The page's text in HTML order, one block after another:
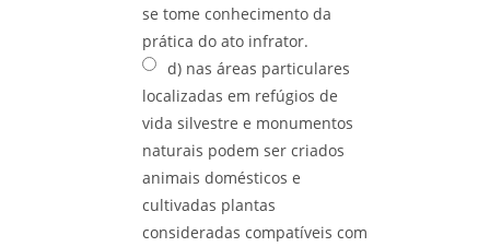
se tome conhecimento da
prática do ato infrator.
d) nas áreas particulares
localizadas em refúgios de
vida silvestre e monumentos
naturais podem ser criados
animais domésticos e
cultivadas plantas
consideradas compatíveis com